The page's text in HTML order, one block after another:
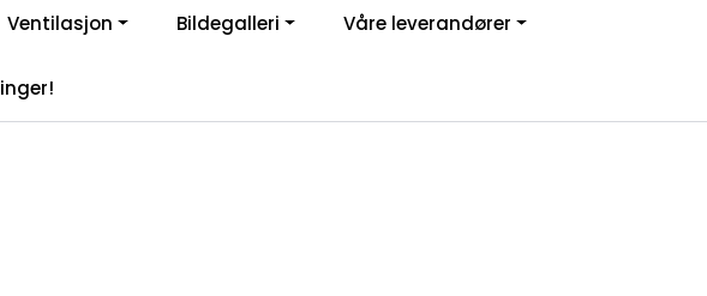
Ventilasjon Bildegalleri Våre leverandører